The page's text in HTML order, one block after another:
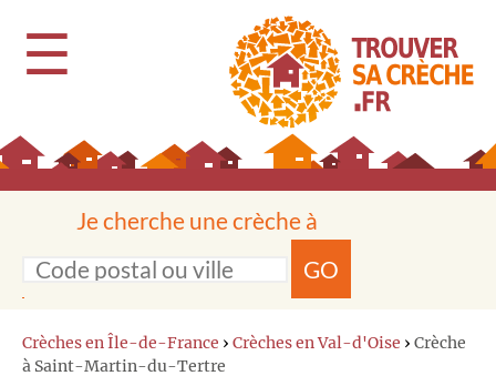
☰
Je cherche une crèche à
GO
Crèches en Île-de-France › Crèches en Val-d'Oise › Crèche
à Saint-Martin-du-Tertre